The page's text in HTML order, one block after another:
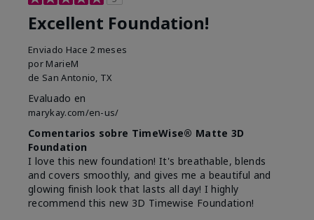
Excellent Foundation!
Enviado Hace 2 meses
por MarieM
de San Antonio, TX
Evaluado en
marykay.com/en-us/
Comentarios sobre TimeWise® Matte 3D
Foundation
I love this new foundation! It's breathable, blends
and covers smoothly, and gives me a beautiful and
glowing finish look that lasts all day! I highly
recommend this new 3D Timewise Foundation!